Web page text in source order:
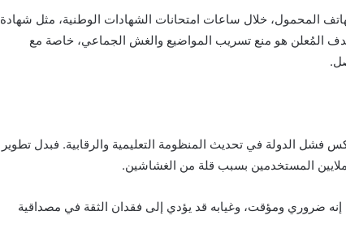
المحمول، خلال ساعات امتحانات الشهادات الوطنية، مثل شهادة
المُعلن هو منع تسريب المواضيع والغش الجماعي، خاصة مع
فشل الدولة في تحديث المنظومة التعليمية والرقابية. فبدل تطوير
المستخدمين بسبب قلة من الغشاشين.
ضروري ومؤقت، وغيابه قد يؤدي إلى فقدان الثقة في مصداقية